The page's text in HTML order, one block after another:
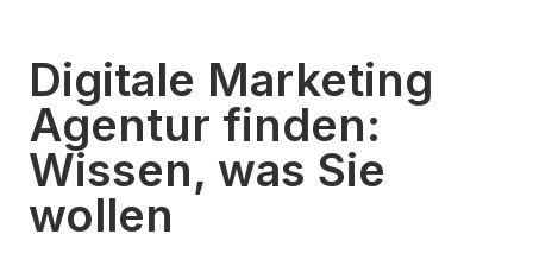
Digitale Marketing
Agentur finden:
Wissen, was Sie
wollen